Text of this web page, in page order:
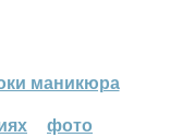
маникюра
фото